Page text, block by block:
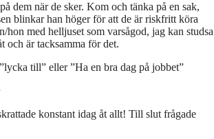
dem när de sker. Kom och tänka på en sak,
blinkar han höger för att de är riskfritt köra
med helljuset som varsågod, jag kan studsa
och är tacksamma för det.
till” eller ”Ha en bra dag på jobbet”
konstant idag åt allt! Till slut frågade